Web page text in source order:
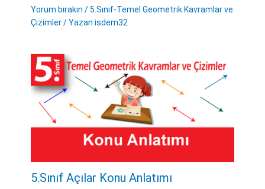
Yorum bırakın /5.Sınıf-Temel Geometrik Kavramlar ve
Çizimler/ Yazan isdem32
5.Sınıf Açılar Konu Anlatımı